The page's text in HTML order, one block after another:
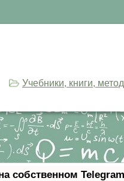
Учебники, книги,
собственном